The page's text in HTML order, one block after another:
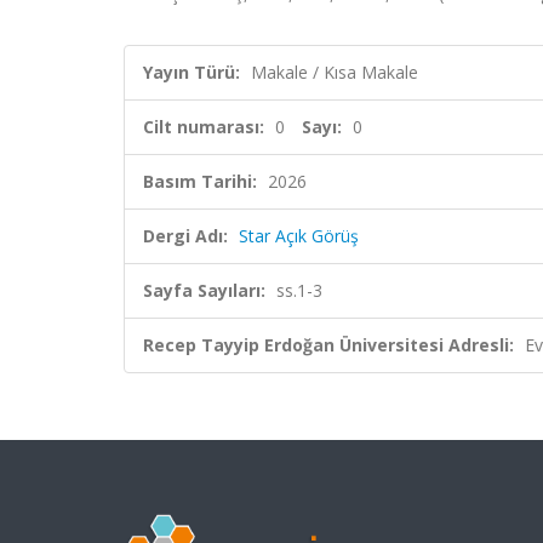
Yayın Türü: Makale / Kısa Makale
Cilt numarası: 0 Sayı: 0
Basım Tarihi: 2026
Dergi Adı: Star Açık Görüş
Sayfa Sayıları: ss.1-3
Recep Tayyip Erdoğan Üniversitesi Adresli: